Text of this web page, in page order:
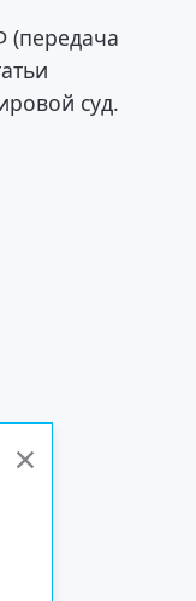
(передача
суд.